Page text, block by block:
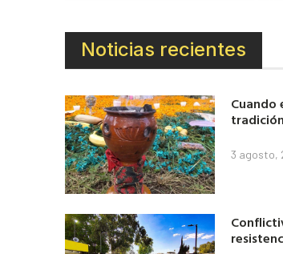
Noticias recientes
Cuando
tradición
3 agosto,